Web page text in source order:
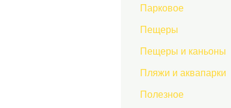
Парковое
Пещеры
Пещеры и каньоны
Пляжи и аквапарки
Полезное